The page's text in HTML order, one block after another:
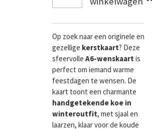
Op zoek naar een originele en
gezellige kerstkaart? Deze
sfeervolle A6-wenskaart is
perfect om iemand warme
feestdagen te wensen. De
kaart toont een charmante
handgetekende koe in
winteroutfit, met sjaal en
laarzen, klaar voor de koude